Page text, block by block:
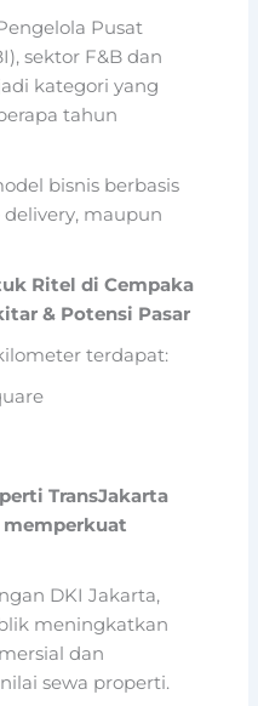
Pusat
sektor F&B dan
kategori yang
tahun
bisnis berbasis
maupun
Ritel di Cempaka
& Potensi Pasar
terdapat:
TransJakarta
memperkuat
DKI Jakarta,
meningkatkan
dan
sewa properti.